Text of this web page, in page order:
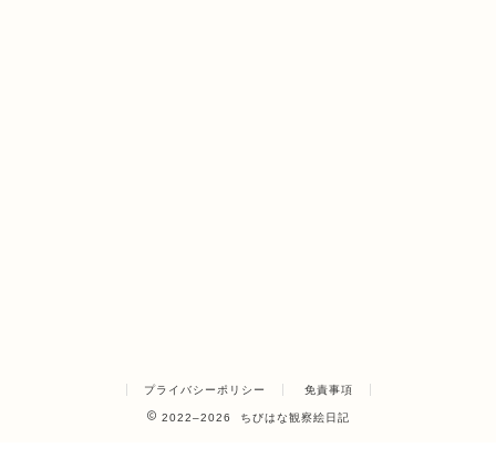
プライバシーポリシー 免責事項
2022–2026 ちびはな観察絵日記